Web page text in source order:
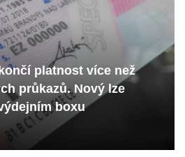
platnost více než
průkazů. Nový lze
boxu